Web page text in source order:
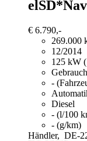
€ 6.790,-
269.000
12/2014
125 kW
-
Diesel
- (l/100
- (g/km)
Händler, DE-